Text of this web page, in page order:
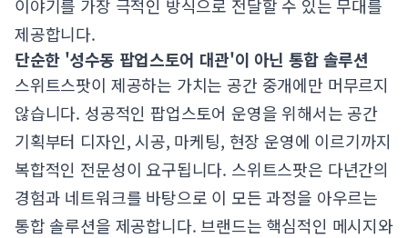
이야기를 가장 극적인 방식으로 전달할 수 있는 무대를
제공합니다.
단순한 '성수동 팝업스토어 대관'이 아닌 통합 솔루션
스위트스팟이 제공하는 가치는 공간 중개에만 머무르지
않습니다. 성공적인 팝업스토어 운영을 위해서는 공간
기획부터 디자인, 시공, 마케팅, 현장 운영에 이르기까지
복합적인 전문성이 요구됩니다. 스위트스팟은 다년간의
경험과 네트워크를 바탕으로 이 모든 과정을 아우르는
통합 솔루션을 제공합니다. 브랜드는 핵심적인 메시지와